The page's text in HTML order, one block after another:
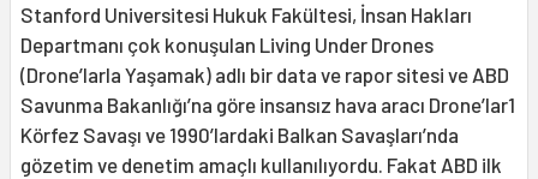
Stanford Universitesi Hukuk Fakültesi, İnsan Hakları
Departmanı çok konuşulan Living Under Drones
(Drone’larla Yaşamak) adlı bir data ve rapor sitesi ve ABD
Savunma Bakanlığı’na göre insansız hava aracı Drone’lar1
Körfez Savaşı ve 1990’lardaki Balkan Savaşları’nda
gözetim ve denetim amaçlı kullanılıyordu. Fakat ABD ilk